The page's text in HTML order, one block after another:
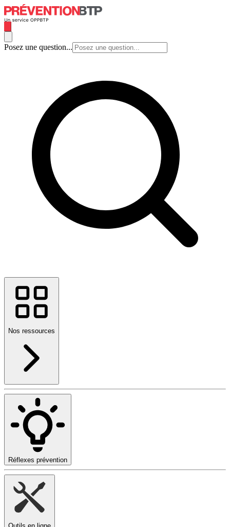
Posez une question...
Nos ressources
Réflexes prévention